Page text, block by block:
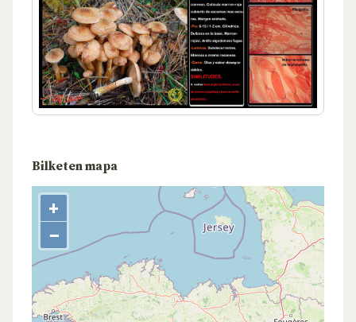
Bilketen mapa
+
−